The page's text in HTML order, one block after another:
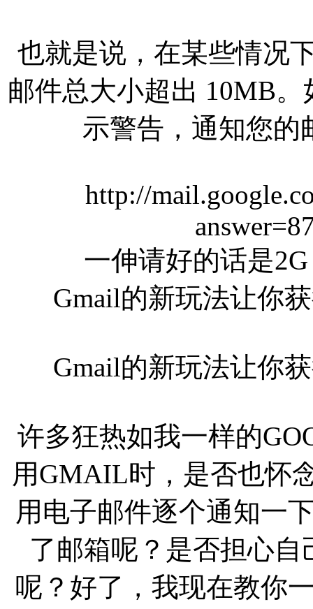
也就是说，在某些情况
邮件总大小超出 10MB
示警告，通知您的
http://
一伸请好的话是
Gmail的新玩法让你
Gmail的新玩法让你
许多狂热如我一样的
用GMAIL时，是否也怀
用电子邮件逐个通知一
了邮箱呢？是否担心
呢？好了，我现在教你